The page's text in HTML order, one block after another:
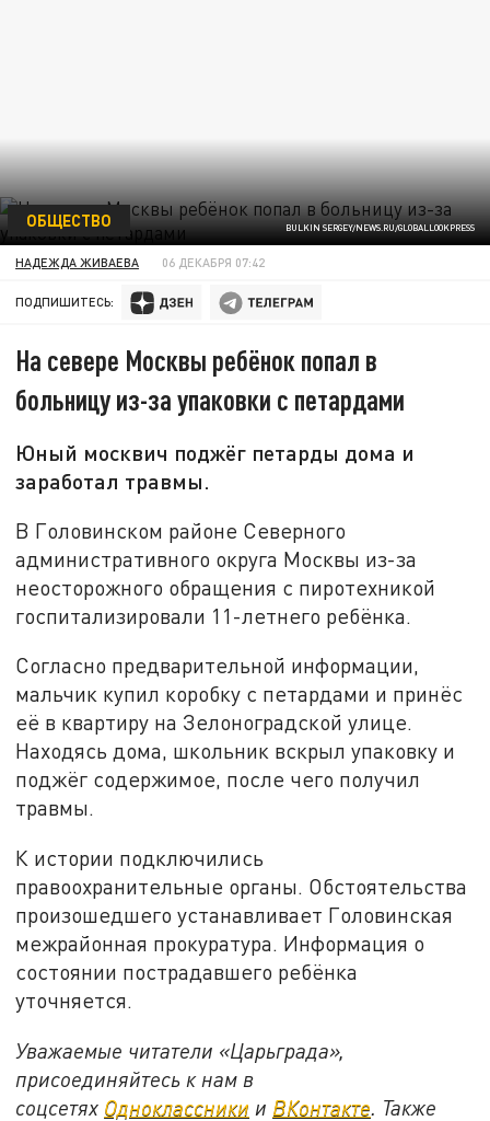
BULKIN SERGEY/NEWS.RU/GLOBALLOOKPRESS
ОБЩЕСТВО
НАДЕЖДА ЖИВАЕВА 06 ДЕКАБРЯ 07:42
ПОДПИШИТЕСЬ:
На севере Москвы ребёнок попал в
больницу из-за упаковки с петардами
Юный москвич поджёг петарды дома и
заработал травмы.
В Головинском районе Северного
административного округа Москвы из-за
неосторожного обращения с пиротехникой
госпитализировали 11-летнего ребёнка.
Согласно предварительной информации,
мальчик купил коробку с петардами и принёс
её в квартиру на Зелоноградской улице.
Находясь дома, школьник вскрыл упаковку и
поджёг содержимое, после чего получил
травмы.
К истории подключились
правоохранительные органы. Обстоятельства
произошедшего устанавливает Головинская
межрайонная прокуратура. Информация о
состоянии пострадавшего ребёнка
уточняется.
Уважаемые читатели «Царьграда»,
присоединяйтесь к нам в
соцсетях Одноклассники и ВКонтакте. Также